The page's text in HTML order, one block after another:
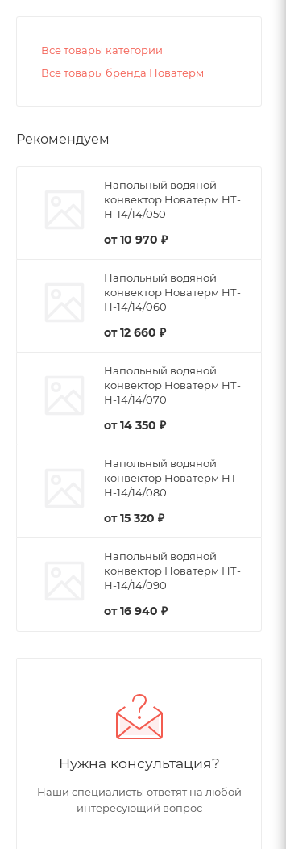
Все товары категории
Все товары бренда Новатерм
Рекомендуем
Напольный водяной
конвектор Новатерм НТ-
Н-14/14/050
от10 970 ₽
Напольный водяной
конвектор Новатерм НТ-
Н-14/14/060
от12 660 ₽
Напольный водяной
конвектор Новатерм НТ-
Н-14/14/070
от14 350 ₽
Напольный водяной
конвектор Новатерм НТ-
Н-14/14/080
от15 320 ₽
Напольный водяной
конвектор Новатерм НТ-
Н-14/14/090
от16 940 ₽
Нужна консультация?
Наши специалисты ответят на любой
интересующий вопрос